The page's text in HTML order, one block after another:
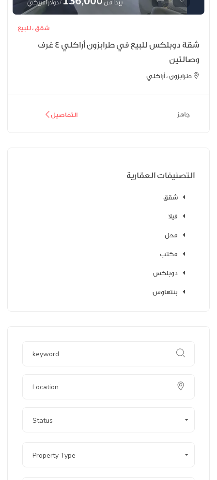
يبدأ من / دولار أمريكي
شقق ،للبيع
شقة دوبلكس للبيع في طرابزون أراكلي 4 غرف
وصالتين
التفاصيل
التصنيفات العقارية
شقق
فيلا
محل
مكتب
دوبلكس
بنتهاوس
Status
Property Type